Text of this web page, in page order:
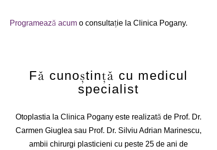
Programează acum o consultație la Clinica Pogany.
Fă cunoștință cu medicul
specialist
Otoplastia la Clinica Pogany este realizată de Prof. Dr.
Carmen Giuglea sau Prof. Dr. Silviu Adrian Marinescu,
ambii chirurgi plasticieni cu peste 25 de ani de